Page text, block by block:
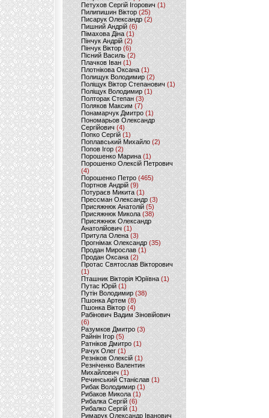
Петухов Сергій Ігорович (1)
Пилипишин Віктор(25)
Писарук Олександр(2)
Пишний Андрій (6)
Пімахова Діна(1)
Пінчук Андрій(2)
Пінчук Віктор (6)
Пісний Василь (2)
Плачков Іван(1)
Плотнікова Оксана (1)
Полищук Володимир(2)
Поліщук Віктор Степанович(1)
Поліщук Володимир (1)
Полторак Степан(3)
Поляков Максим (7)
Понамарчук Дмитро (1)
Пономарьов Олександр
Сергійович(4)
Попко Сергій (1)
Поплавський Михайло (2)
Попов Ігор(2)
Порошенко Марина (1)
Порошенко Олексій Петрович
(4)
Порошенко Петро (465)
Портнов Андрій (9)
Потураєв Микита(1)
Прессман Олександр(3)
Присяжнюк Анатолій (5)
Присяжнюк Микола (38)
Присяжнюк Олександр
Анатолійович (1)
Притула Олена (3)
Прогнімак Олександр(35)
Продан Мирослав(1)
Продан Оксана (2)
Протас Святослав Вікторович
(1)
Пташник Вікторія Юріївна (1)
Путас Юрій (1)
Путін Володимир(38)
Пшонка Артем (8)
Пшонка Віктор(4)
Рабінович Вадим Зіновійович
(6)
Разумков Дмитро (3)
Райнін Ігор(5)
Ратніков Дмитро (1)
Рачук Олег (1)
Резніков Олексій(1)
Резніченко Валентин
Михайлович (1)
Речинський Станіслав (1)
Рибак Володимир(1)
Рибаков Микола(1)
Рибалка Сергій (6)
Рибалко Сергій (1)
Римарук Олександр Іванович